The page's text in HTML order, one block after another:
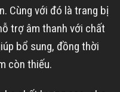
Cùng với đó là trang bị
trợ âm thanh với chất
bổ sung, đồng thời
còn thiếu.